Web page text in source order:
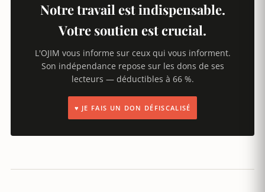
Notre travail est indispensable.
Votre soutien est crucial.
L'OJIM vous informe sur ceux qui vous informent.
Son indépendance repose sur les dons de ses
lecteurs — déductibles à 66 %.
♥ JE FAIS UN DON DÉFISCALISÉ